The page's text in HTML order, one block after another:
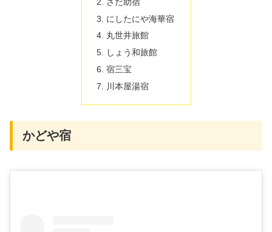
にしたにや海華宿
丸世井旅館
しょう和旅館
宿三宝
川本屋湯宿
かどや宿